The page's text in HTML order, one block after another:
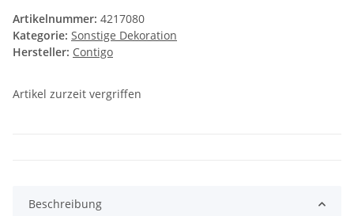
Artikelnummer: 4217080
Kategorie: Sonstige Dekoration
Hersteller: Contigo
Artikel zurzeit vergriffen
Beschreibung